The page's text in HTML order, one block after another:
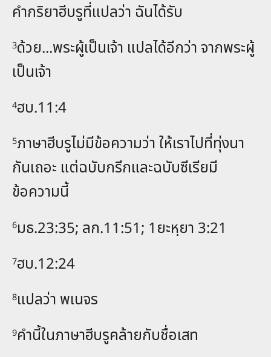
คำกริยาฮีบรูที่แปลว่า ฉันได้รับ
3ด้วย...พระผู้เป็นเจ้า แปลได้อีกว่า จากพระผู้
เป็นเจ้า
4ฮบ.11:4
5ภาษาฮีบรูไม่มีข้อความว่า ให้เราไปที่ทุ่งนา
กันเถอะ แต่ฉบับกรีกและฉบับซีเรียมี
ข้อความนี้
6มธ.23:35; ลก.11:51; 1ยะหฺยา 3:21
7ฮบ.12:24
8แปลว่า พเนจร
9คำนี้ในภาษาฮีบรูคล้ายกับชื่อเสท